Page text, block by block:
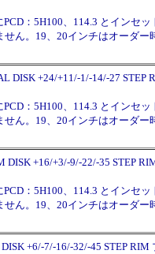
：5H100、114.3 とインセッ
ん。19、20インチはオーダー
DISK +24/+11/-1/-14/-27
：5H100、114.3 とインセッ
ん。19、20インチはオーダー
DISK +16/+3/-9/-22/-35 STEP
：5H100、114.3 とインセッ
ん。19、20インチはオーダー
DISK +6/-7/-16/-32/-45 STEP